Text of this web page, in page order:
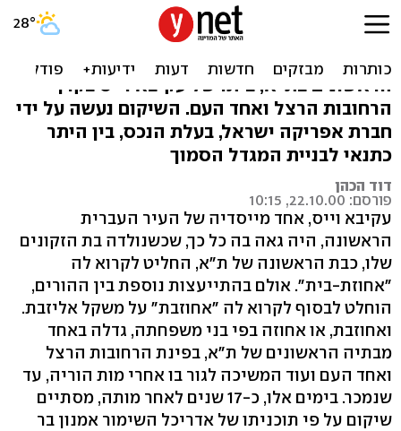
לעקיבא וייס היתה עדנה
בימים אלו מסתיים שיקומו של אחד הבתים
הראשונים בת"א, ביתו של עקיבא וייס בקרן
הרחובות הרצל ואחד העם. השיקום נעשה על ידי
חברת אפריקה ישראל, בעלת הנכס, בין היתר
כתנאי לבניית המגדל הסמוך
דוד הכהן
פורסם: 22.10.00, 10:15
עקיבא וייס, אחד מייסדיה של העיר העברית
הראשונה, היה גאה בה כל כך, שכשנולדה בת הזקונים
שלו, כבת הראשונה של ת"א, החליט לקרוא לה
"אחוזת-בית". אולם בהתייעצות נוספת בין ההורים,
הוחלט לבסוף לקרוא לה "אחוזבת" על משקל אליזבת.
ואחוזבת, או אחוזה בפי בני משפחתה, גדלה באחד
מבתיה הראשונים של ת"א, בפינת הרחובות הרצל
ואחד העם ועוד המשיכה לגור בו אחרי מות הוריה, עד
שנמכר. בימים אלו, כ-17 שנים לאחר מותה, מסתיים
שיקום על פי תוכניתו של אדריכל השימור אמנון בר